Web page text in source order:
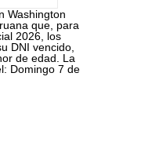
Washington
que, para
2026, los
DNI vencido,
de edad. La
Domingo 7 de